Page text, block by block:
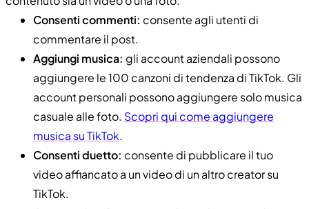
Consenti commenti: consente agli utenti di
commentare il post.
Aggiungi musica: gli account aziendali possono
aggiungere le 100 canzoni di tendenza di TikTok. Gli
account personali possono aggiungere solo musica
casuale alle foto. Scopri qui come aggiungere
musica su TikTok.
Consenti duetto: consente di pubblicare il tuo
video affiancato a un video di un altro creator su
TikTok.